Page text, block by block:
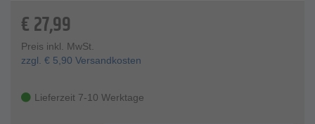
€27,99
Preis inkl. MwSt.
zzgl. € 5,90 Versandkosten
Lieferzeit 7-10 Werktage